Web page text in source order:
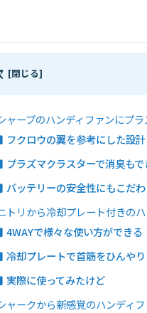
ャープのハンディファンにプ
フクロウの翼を参考にした設計
プラズマクラスターで消臭もで
バッテリーの安全性にもこだわ
トリから冷却プレート付きの
4WAYで様々な使い方ができる
冷却プレートで首筋をひんやり
実際に使ってみたけど
ャークから新感覚のハンディ